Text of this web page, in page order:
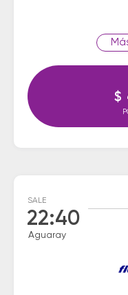
$
SALE
22:40
Aguaray